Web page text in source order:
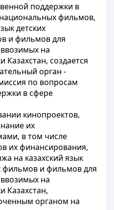
поддержки в
фильмов,
детских
и фильмов для
на
создается
орган -
по вопросам
в сфере
кинопроектов,
их
в том числе
их финансирования,
на казахский язык
фильмов и фильмов для
на
Казахстан,
органом на